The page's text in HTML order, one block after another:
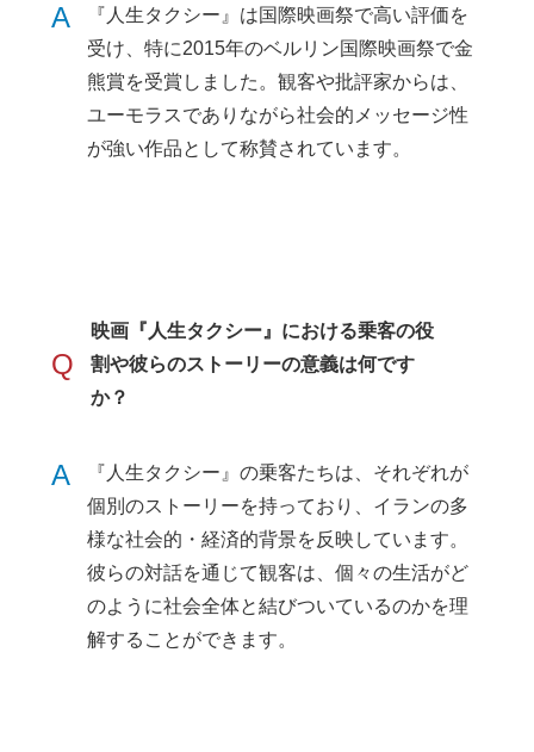
A
『人生タクシー』は国際映画祭で高い評価を
受け、特に2015年のベルリン国際映画祭で金
熊賞を受賞しました。観客や批評家からは、
ユーモラスでありながら社会的メッセージ性
が強い作品として称賛されています。
Q
映画『人生タクシー』における乗客の役
割や彼らのストーリーの意義は何です
か？
A
『人生タクシー』の乗客たちは、それぞれが
個別のストーリーを持っており、イランの多
様な社会的・経済的背景を反映しています。
彼らの対話を通じて観客は、個々の生活がど
のように社会全体と結びついているのかを理
解することができます。